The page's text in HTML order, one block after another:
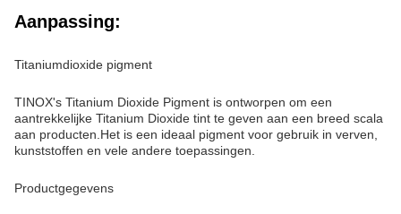
Aanpassing:
Titaniumdioxide pigment
TINOX's Titanium Dioxide Pigment is ontworpen om een
aantrekkelijke Titanium Dioxide tint te geven aan een breed scala
aan producten.Het is een ideaal pigment voor gebruik in verven,
kunststoffen en vele andere toepassingen.
Productgegevens